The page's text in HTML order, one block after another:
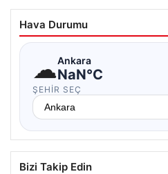
Hava Durumu
☁Ankara
NaN°C
ŞEHIR SEÇ
Bizi Takip Edin